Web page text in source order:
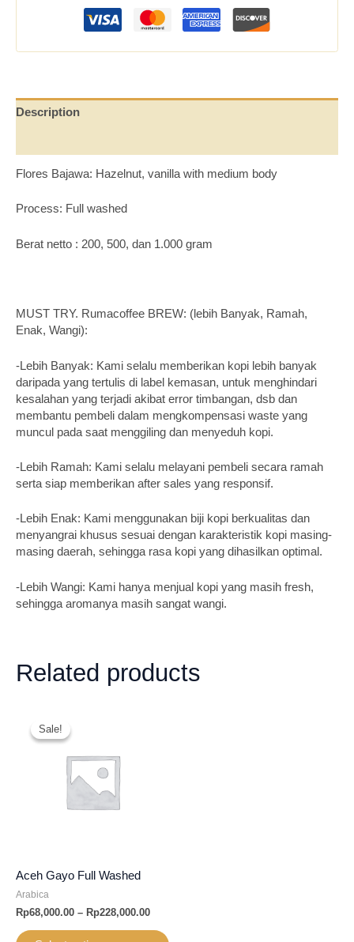
Description
Flores Bajawa: Hazelnut, vanilla with medium body
Process: Full washed
Berat netto : 200, 500, dan 1.000 gram
MUST TRY. Rumacoffee BREW: (lebih Banyak, Ramah,
Enak, Wangi):
-Lebih Banyak: Kami selalu memberikan kopi lebih banyak
daripada yang tertulis di label kemasan, untuk menghindari
kesalahan yang terjadi akibat error timbangan, dsb dan
membantu pembeli dalam mengkompensasi waste yang
muncul pada saat menggiling dan menyeduh kopi.
-Lebih Ramah: Kami selalu melayani pembeli secara ramah
serta siap memberikan after sales yang responsif.
-Lebih Enak: Kami menggunakan biji kopi berkualitas dan
menyangrai khusus sesuai dengan karakteristik kopi masing-
masing daerah, sehingga rasa kopi yang dihasilkan optimal.
-Lebih Wangi: Kami hanya menjual kopi yang masih fresh,
sehingga aromanya masih sangat wangi.
Related products
Sale!
Sale!
Aceh Gayo Full Washed
Arabica
Rp68,000.00 – Rp228,000.00